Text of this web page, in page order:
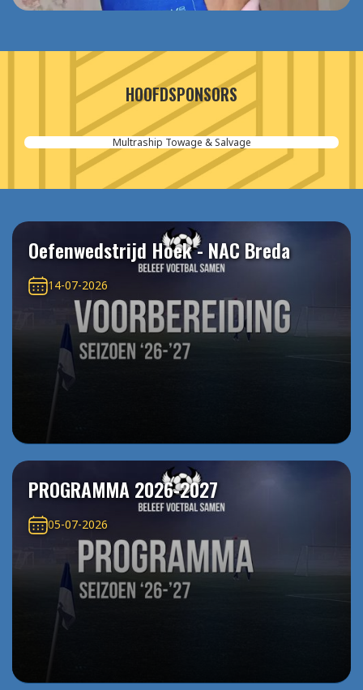
HOOFDSPONSORS
Multraship Towage & Salvage
Oefenwedstrijd Hoek - NAC Breda
14-07-2026
PROGRAMMA 2026-2027
05-07-2026